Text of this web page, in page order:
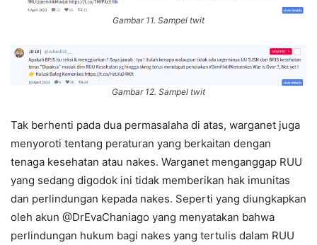
Gambar 11. Sampel twit
Gambar 12. Sampel twit
Tak berhenti pada dua permasalaha di atas, warganet juga
menyoroti tentang peraturan yang berkaitan dengan
tenaga kesehatan atau nakes. Warganet menganggap RUU
yang sedang digodok ini tidak memberikan hak imunitas
dan perlindungan kepada nakes. Seperti yang diungkapkan
oleh akun @DrEvaChaniago yang menyatakan bahwa
perlindungan hukum bagi nakes yang tertulis dalam RUU